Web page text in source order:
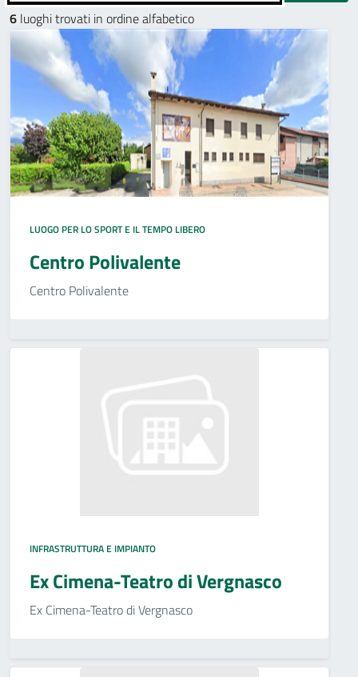
6 luoghi trovati in ordine alfabetico
LUOGO PER LO SPORT E IL TEMPO LIBERO
Centro Polivalente
Centro Polivalente
INFRASTRUTTURA E IMPIANTO
Ex Cimena-Teatro di Vergnasco
Ex Cimena-Teatro di Vergnasco